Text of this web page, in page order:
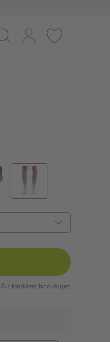
Suche Log-in Merkliste
Zur Merkliste hinzufügen